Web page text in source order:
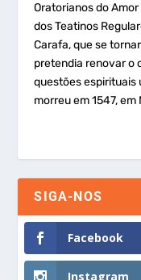
Oratorianos do
dos Teatinos
Carafa, que se
pretendia renovar o
questões espirituais
morreu em 1547, em
SIGA-NOS
Facebook
Instagram